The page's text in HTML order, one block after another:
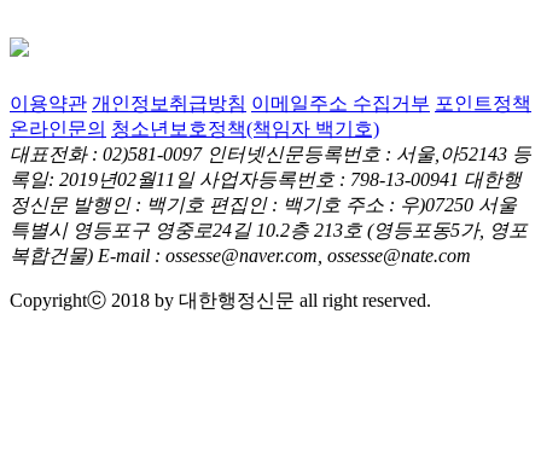
이용약관 개인정보취급방침 이메일주소 수집거부 포인트정책
온라인문의 청소년보호정책(책임자 백기호)
대표전화 : 02)581-0097 인터넷신문등록번호 : 서울,아52143 등
록일: 2019년02월11일 사업자등록번호 : 798-13-00941 대한행
정신문 발행인 : 백기호 편집인 : 백기호 주소 : 우)07250 서울
특별시 영등포구 영중로24길 10.2층 213호 (영등포동5가, 영포
복합건물) E-mail : ossesse@naver.com, ossesse@nate.com
Copyrightⓒ 2018 by 대한행정신문 all right reserved.